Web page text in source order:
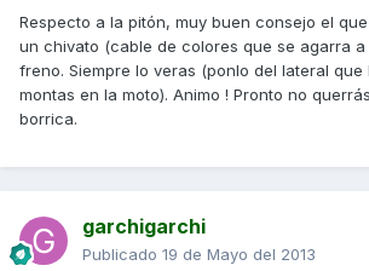
Respecto a la pitón, muy buen consejo el
un chivato (cable de colores que se agarra a
freno. Siempre lo veras (ponlo del lateral que
montas en la moto). Animo ! Pronto no
borrica.
garchigarchi
Publicado 19 de Mayo del 2013